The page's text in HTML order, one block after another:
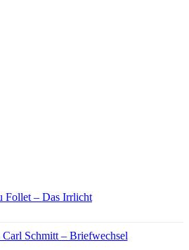
Follet – Das Irrlicht
Carl Schmitt – Briefwechsel